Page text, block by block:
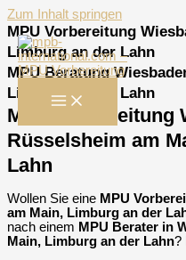
Zum Inhalt springen
MPU Vorbereitung
Limburg an der Lahn
MPU Beratung
Limburg an der Lahn
MPU Vorbereitung
Rüsselsheim am
Lahn
Wollen Sie eine MPU
am Main, Limburg an der
nach einem MPU Berater in
Main, Limburg an der Lahn?